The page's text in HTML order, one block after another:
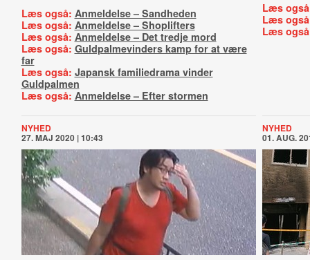
Læs også: Anmeldelse – Sandheden
Læs også: Anmeldelse – Shoplifters
Læs også: Anmeldelse – Det tredje mord
Læs også: Guldpalmevinders kamp for at være
far
Læs også: Japansk familiedrama vinder
Guldpalmen
Læs også: Anmeldelse – Efter stormen
Læs
Læs
Læs
NYHED
27. MAJ 2020 | 10:43
NYHED
01. AUG.